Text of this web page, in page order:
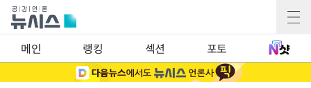
메인 랭킹 섹션 포토